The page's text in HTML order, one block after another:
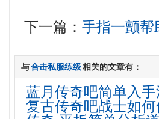
下一篇：手指一颤帮
与合击私服练级相关的文章有：
蓝月传奇吧简单入
复古传奇吧战士如